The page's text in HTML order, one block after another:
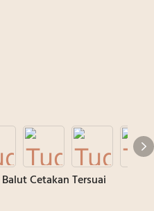
Cetakan Tersuai